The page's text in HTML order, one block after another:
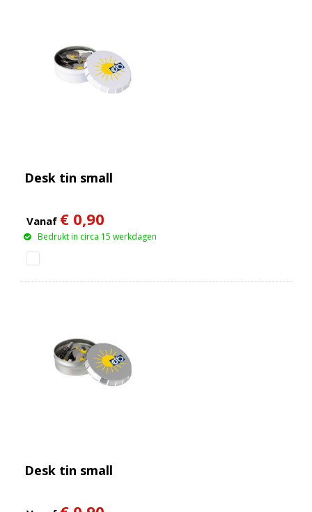
Desk tin small
Vanaf € 0,90
Bedrukt in circa 15 werkdagen
Desk tin small